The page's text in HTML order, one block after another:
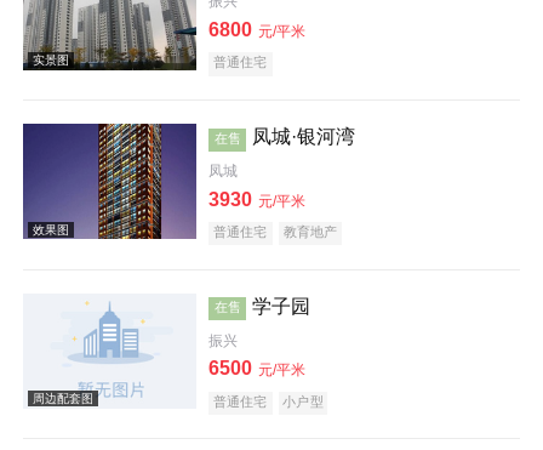
效果图
6800 元/平米
普通住宅
在售 凤城·银河湾
凤城
3930 元/平米
普通住宅 教育地产
在售 学子园
振兴
6500 元/平米
普通住宅 小户型